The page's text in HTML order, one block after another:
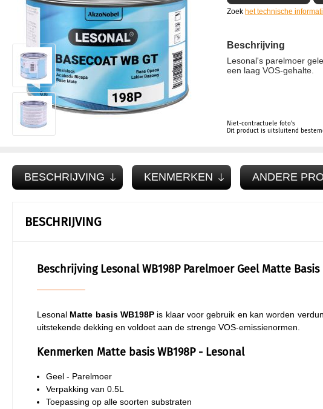
Zoek het technische
Beschrijving
Lesonal's parelmoer
een laag VOS-gehalte.
Niet-contractuele foto's
Dit product is uitsluitend bestemd
BESCHRIJVING KENMERKEN ANDERE
BESCHRIJVING
Beschrijving Lesonal WB198P Parelmoer Geel Matte Basis
Lesonal Matte basis WB198P is klaar voor gebruik en kan worden
uitstekende dekking en voldoet aan de strenge VOS-emissienormen.
Kenmerken Matte basis WB198P - Lesonal
Geel - Parelmoer
Verpakking van 0.5L
Toepassing op alle soorten substraten